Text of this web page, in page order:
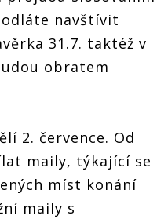
navštívit
31.7. taktéž v
obratem
2. července. Od
maily, týkající se
míst konání
maily s